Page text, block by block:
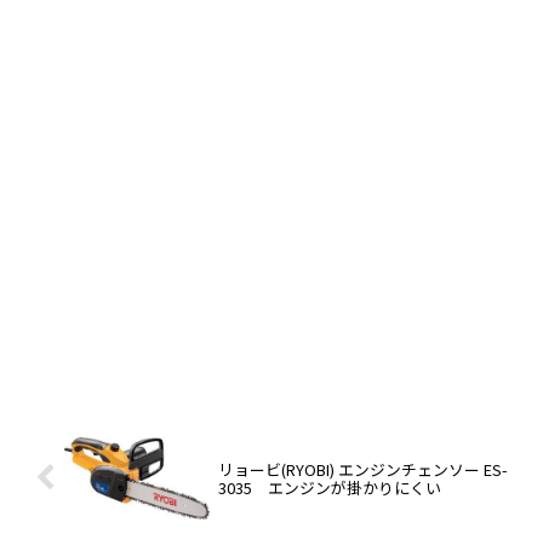
リョービ(RYOBI) エンジンチェンソー ES-
3035 エンジンが掛かりにくい